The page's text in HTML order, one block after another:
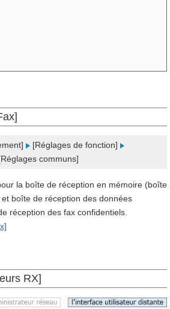
[Réglages de fonction]
communs]
la boîte de réception en mémoire (boîte
boîte de réception des données
réception des fax confidentiels.
RX]